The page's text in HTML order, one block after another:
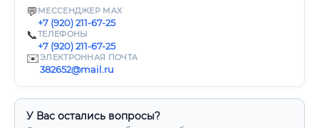
💬 МЕССЕНДЖЕР MAX
+7 (920) 211-67-25
📞ТЕЛЕФОНЫ
+7 (920) 211-67-25
✉️ЭЛЕКТРОННАЯ ПОЧТА
382652@mail.ru
У Вас остались вопросы?